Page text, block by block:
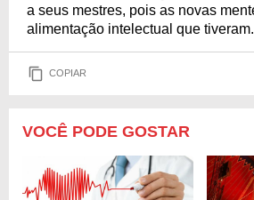
a seus mestres, pois as novas
alimentação intelectual que tiveram.
COPIAR
VOCÊ PODE GOSTAR